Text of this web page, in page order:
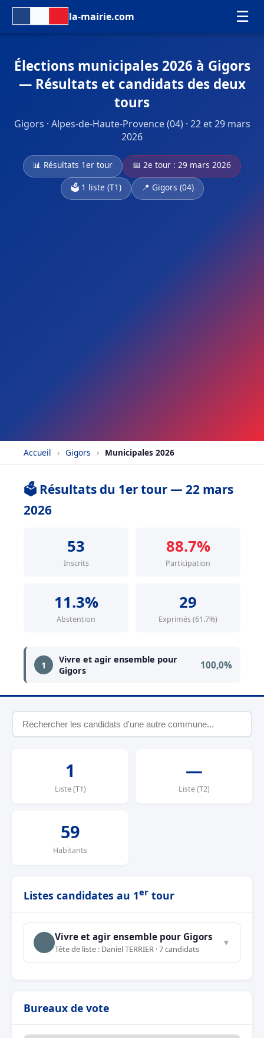
la-mairie.com ☰
Élections municipales 2026 à Gigors
— Résultats et candidats des deux
tours
Gigors · Alpes-de-Haute-Provence (04) · 22 et 29 mars
2026
📊 Résultats 1er tour
📅 2e tour : 29 mars 2026
🗳️ 1 liste (T1)
📍 Gigors (04)
Accueil › Gigors › Municipales 2026
🗳️ Résultats du 1er tour — 22 mars
2026
53
Inscrits
88.7%
Participation
11.3%
Abstention
29
Exprimés (61.7%)
1
Vivre et agir ensemble pour
Gigors
100,0%
1
Liste (T1)
—
Liste (T2)
59
Habitants
Listes candidates au 1er tour
Vivre et agir ensemble pour Gigors
Tête de liste : Daniel TERRIER · 7 candidats
▼
Bureaux de vote